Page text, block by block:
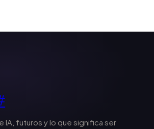
IA, futuros y lo que significa ser